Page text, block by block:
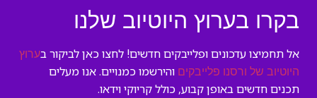
בקרו בערוץ היוטיוב שלנו
אל תחמיצו עדכונים ופלייבקים חדשים! לחצו כאן לביקור בערוץ
היוטיוב של ורסנו פלייבקים והירשמו כמנויים. אנו מעלים
תכנים חדשים באופן קבוע, כולל קריוקי וידאו.